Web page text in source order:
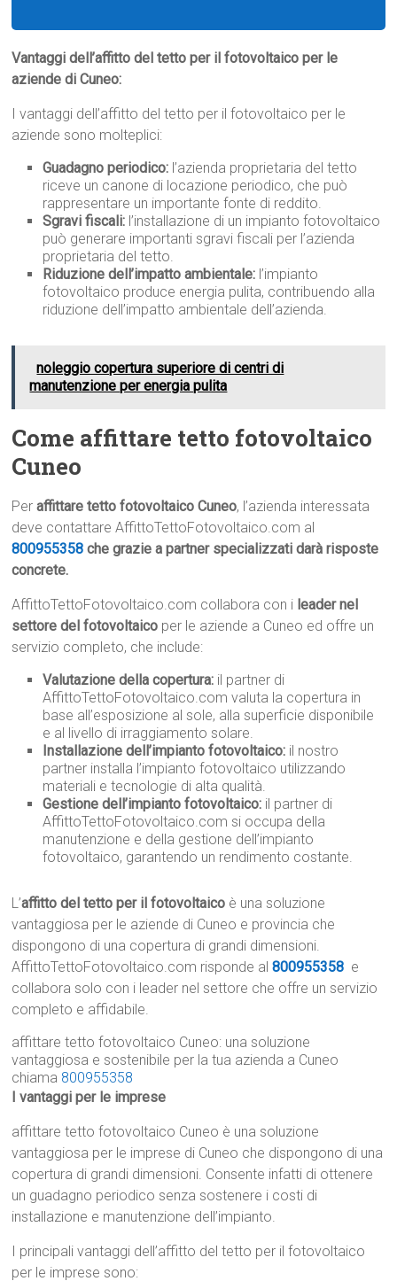
Vantaggi dell’affitto del tetto per il fotovoltaico per le
aziende di Cuneo:
I vantaggi dell’affitto del tetto per il fotovoltaico per le
aziende sono molteplici:
Guadagno periodico: l’azienda proprietaria del tetto
riceve un canone di locazione periodico, che può
rappresentare un importante fonte di reddito.
Sgravi fiscali: l’installazione di un impianto fotovoltaico
può generare importanti sgravi fiscali per l’azienda
proprietaria del tetto.
Riduzione dell’impatto ambientale: l’impianto
fotovoltaico produce energia pulita, contribuendo alla
riduzione dell’impatto ambientale dell’azienda.
noleggio copertura superiore di centri di
manutenzione per energia pulita
Come affittare tetto fotovoltaico
Cuneo
Peraffittare tetto fotovoltaico Cuneo, l’azienda interessata
deve contattare AffittoTettoFotovoltaico.com al
800955358 che grazie a partner specializzati darà risposte
concrete.
AffittoTettoFotovoltaico.com collabora con i leader nel
settore del fotovoltaico per le aziende a Cuneo ed offre un
servizio completo, che include:
Valutazione della copertura: il partner di
AffittoTettoFotovoltaico.com valuta la copertura in
base all’esposizione al sole, alla superficie disponibile
e al livello di irraggiamento solare.
Installazione dell’impianto fotovoltaico: il nostro
partner installa l’impianto fotovoltaico utilizzando
materiali e tecnologie di alta qualità.
Gestione dell’impianto fotovoltaico: il partner di
AffittoTettoFotovoltaico.com si occupa della
manutenzione e della gestione dell’impianto
fotovoltaico, garantendo un rendimento costante.
L’affitto del tetto per il fotovoltaico è una soluzione
vantaggiosa per le aziende di Cuneo e provincia che
dispongono di una copertura di grandi dimensioni.
AffittoTettoFotovoltaico.com risponde al800955358 e
collabora solo con i leader nel settore che offre un servizio
completo e affidabile.
affittare tetto fotovoltaico Cuneo: una soluzione
vantaggiosa e sostenibile per la tua azienda a Cuneo
chiama 800955358
I vantaggi per le imprese
affittare tetto fotovoltaico Cuneo è una soluzione
vantaggiosa per le imprese di Cuneo che dispongono di una
copertura di grandi dimensioni. Consente infatti di ottenere
un guadagno periodico senza sostenere i costi di
installazione e manutenzione dell’impianto.
I principali vantaggi dell’affitto del tetto per il fotovoltaico
per le imprese sono: